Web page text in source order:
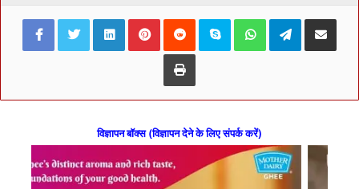
FacebookTwitterLinkedInPinterestReddit Skype WhatsAppTelegramShare via
Print
विज्ञापन बॉक्स (विज्ञापन देने के लिए संपर्क करें)